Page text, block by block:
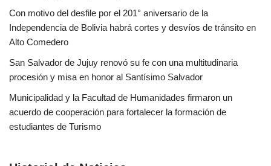
Con motivo del desfile por el 201° aniversario de la
Independencia de Bolivia habrá cortes y desvíos de tránsito en
Alto Comedero
San Salvador de Jujuy renovó su fe con una multitudinaria
procesión y misa en honor al Santísimo Salvador
Municipalidad y la Facultad de Humanidades firmaron un
acuerdo de cooperación para fortalecer la formación de
estudiantes de Turismo